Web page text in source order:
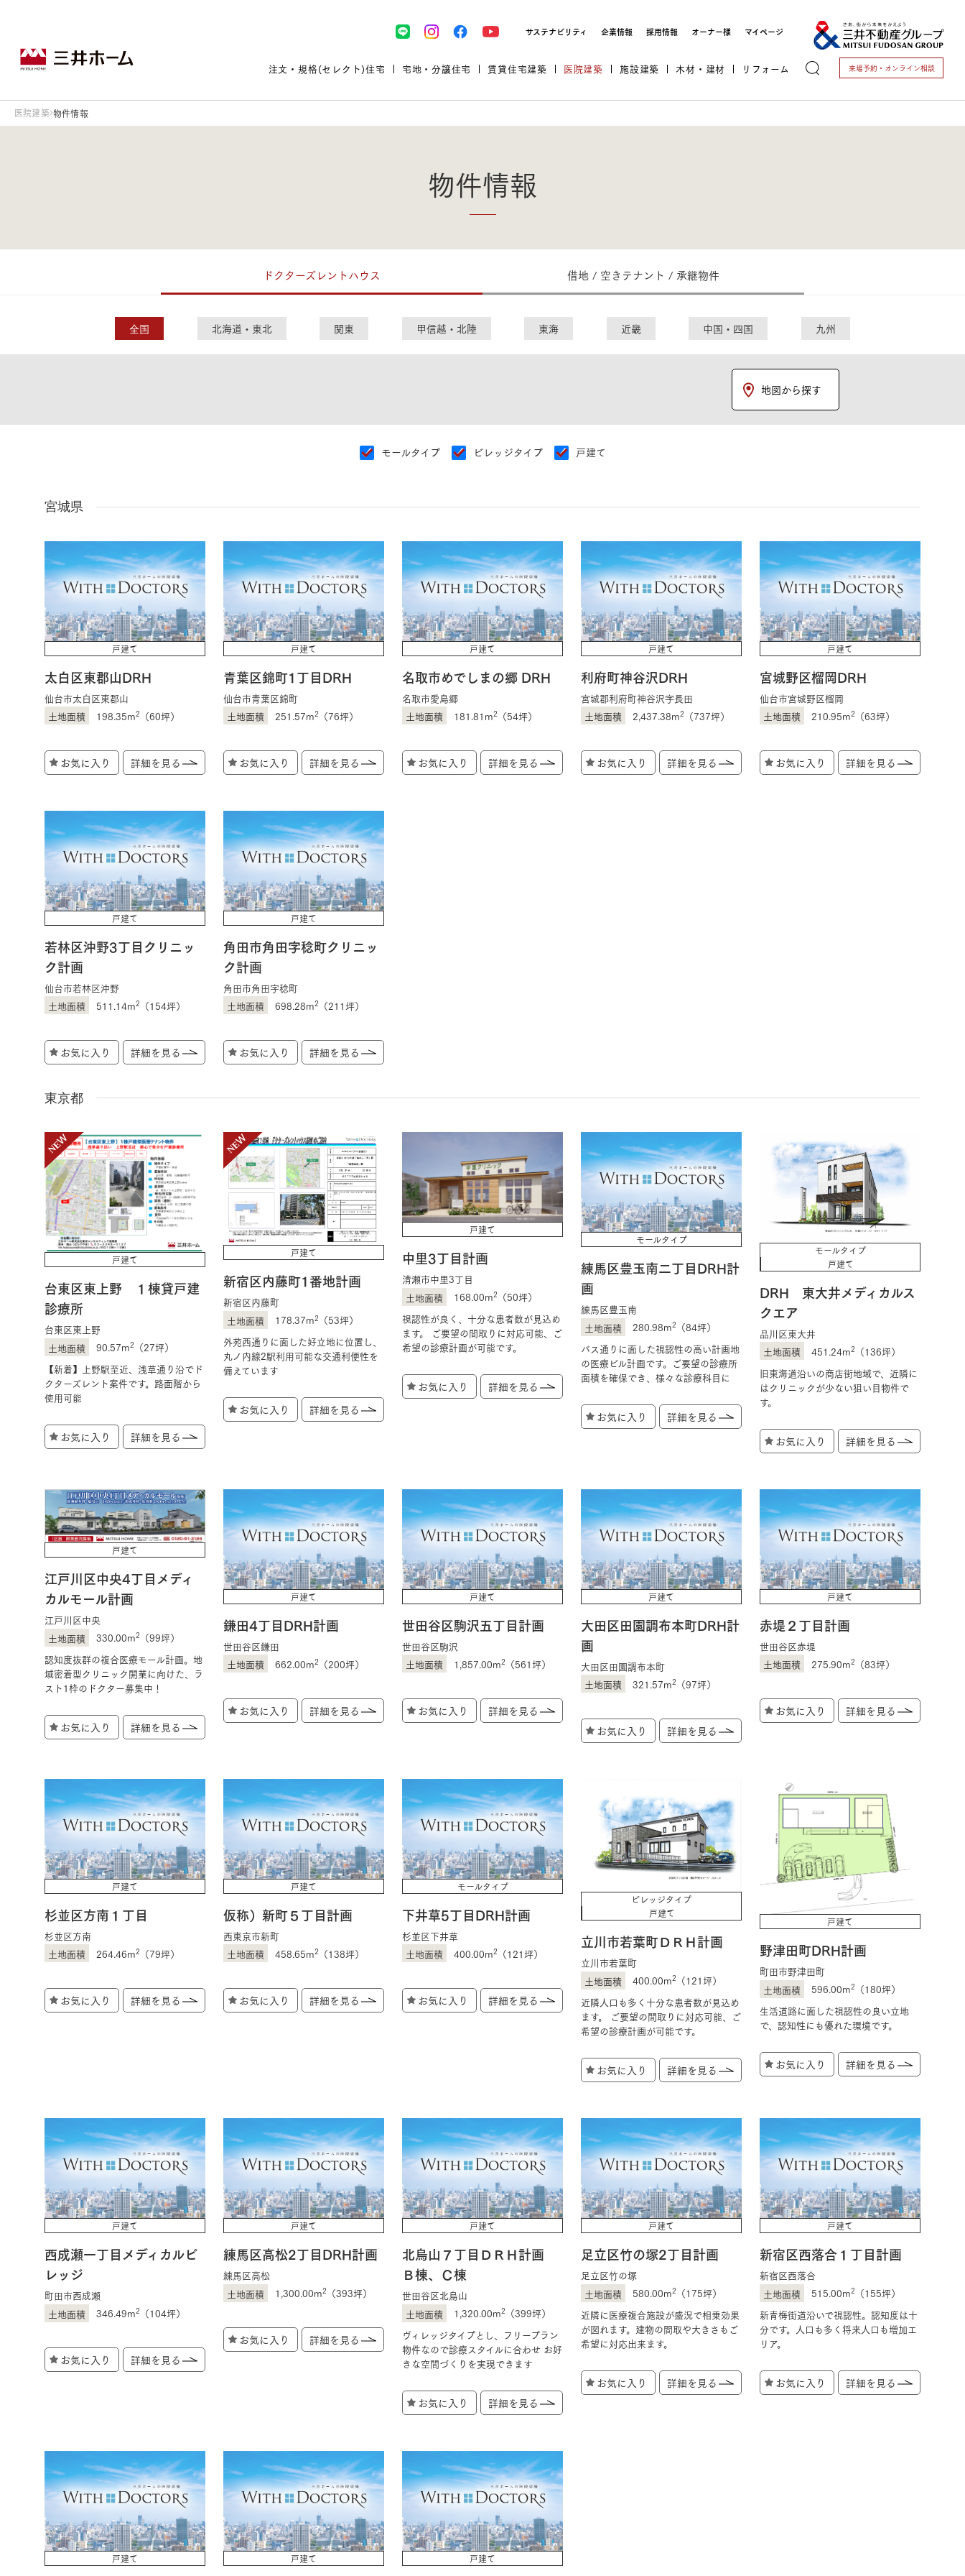
サステナビリティ 企業情報 採用情報 オーナー様 マイページ
注文・規格(セレクト)住宅
注文住宅｜三井ホームオーダー
プロが厳選した住まいをセレクトする
規格住宅｜三井ホームセレクト
建築実例 デザイン 全館空調 MOCX WALL工法のテク
ノロジー
お住まいづくりガイド ㎥設計 三井ホームワールド 長期保証
共働き家族 子育て家族 多世帯家族
3・4階建て 平屋 賃貸併用住宅 店舗併用住宅
モデルハウス紹介 カタログ請求
宅地・分譲住宅
建売/戸建分譲
土地・建物探しをコンサルティン
グ
ランドパートナー一覧
賃貸住宅建築
木造賃貸住宅MOCXSTYLE
イベント＆セミナー 企業向け不動産活用（CRE）
医院建築
ドクターズ宝箱
ドクタープランニュース
セミナー・相談会情報
セミナー・内覧会レポート
開業のための物件情報
診療圏調査依頼
これから開業される方
開業されている方
施設建築
選ばれる理由
文教・保育施設実例
商業施設実例
木材・建材
事業内容
取扱商品
資料請求 お問い合わせ
リフォーム
万全のサポート
来場予約・ オンライン相談
医院建築 物件情報
物件情報
ドクターズレントハウス 借地 / 空きテナント / 承継物件
全国 北海道・東北 関東 甲信越・北陸 東海 近畿 中国・四国 九州
地図から探す
モールタイプ ビレッジタイプ 戸建て
宮城県
戸建て
太白区東郡山DRH
仙台市太白区東郡山
198.35m2 （60坪）
お気に入り 詳細を見る
戸建て
青葉区錦町1丁目DRH
仙台市青葉区錦町
251.57m2 （76坪）
お気に入り 詳細を見る
戸建て
名取市めでしまの郷 DRH
名取市愛島郷
181.81m2 （54坪）
お気に入り 詳細を見る
戸建て
利府町神谷沢DRH
宮城郡利府町神谷沢字長田
2,437.38m2 （737坪）
お気に入り 詳細を見る
戸建て
宮城野区榴岡DRH
仙台市宮城野区榴岡
210.95m2 （63坪）
お気に入り 詳細を見る
戸建て
若林区沖野3丁目クリニッ
ク計画
仙台市若林区沖野
511.14m2 （154坪）
お気に入り 詳細を見る
戸建て
角田市角田字稔町クリニッ
ク計画
角田市角田字稔町
698.28m2 （211坪）
お気に入り 詳細を見る
東京都
戸建て
台東区東上野 １棟貸戸建
診療所
台東区東上野
90.57m2 （27坪）
【新着】上野駅至近、浅草通り沿でド
クターズレント案件です。路面階から
使用可能
お気に入り 詳細を見る
戸建て
新宿区内藤町1番地計画
新宿区内藤町
178.37m2 （53坪）
外苑西通りに面した好立地に位置し、
丸ノ内線2駅利用可能な交通利便性を
備えています
お気に入り 詳細を見る
戸建て
中里3丁目計画
清瀬市中里3丁目
168.00m2 （50坪）
視認性が良く、十分な患者数が見込め
ます。 ご要望の間取りに対応可能、ご
希望の診療計画が可能です。
お気に入り 詳細を見る
モールタイプ
練馬区豊玉南二丁目DRH計
画
練馬区豊玉南
280.98m2 （84坪）
バス通りに面した視認性の高い計画地
の医療ビル計画です。ご要望の診療所
面積を確保でき、様々な診療科目に
お気に入り 詳細を見る
モールタイプ
戸建て
DRH 東大井メディカルス
クエア
品川区東大井
451.24m2 （136坪）
旧東海道沿いの商店街地域で、近隣に
はクリニックが少ない狙い目物件で
す。
お気に入り 詳細を見る
戸建て
江戸川区中央4丁目メディ
カルモール計画
江戸川区中央
330.00m2 （99坪）
認知度抜群の複合医療モール計画。地
域密着型クリニック開業に向けた、ラ
スト1枠のドクター募集中！
お気に入り 詳細を見る
戸建て
鎌田4丁目DRH計画
世田谷区鎌田
662.00m2 （200坪）
お気に入り 詳細を見る
戸建て
世田谷区駒沢五丁目計画
世田谷区駒沢
1,857.00m2 （561坪）
お気に入り 詳細を見る
戸建て
大田区田園調布本町DRH計
画
大田区田園調布本町
321.57m2 （97坪）
お気に入り 詳細を見る
戸建て
赤堤２丁目計画
世田谷区赤堤
275.90m2 （83坪）
お気に入り 詳細を見る
戸建て
杉並区方南１丁目
杉並区方南
264.46m2 （79坪）
お気に入り 詳細を見る
戸建て
仮称）新町５丁目計画
西東京市新町
458.65m2 （138坪）
お気に入り 詳細を見る
モールタイプ
下井草5丁目DRH計画
杉並区下井草
400.00m2 （121坪）
お気に入り 詳細を見る
ビレッジタイプ
戸建て
立川市若葉町ＤＲＨ計画
立川市若葉町
400.00m2 （121坪）
近隣人口も多く十分な患者数が見込め
ます。 ご要望の間取りに対応可能、ご
希望の診療計画が可能です。
お気に入り 詳細を見る
戸建て
野津田町DRH計画
町田市野津田町
596.00m2 （180坪）
生活道路に面した視認性の良い立地
で、認知性にも優れた環境です。
お気に入り 詳細を見る
戸建て
西成瀬一丁目メディカルビ
レッジ
町田市西成瀬
346.49m2 （104坪）
お気に入り 詳細を見る
戸建て
練馬区高松2丁目DRH計画
練馬区高松
1,300.00m2 （393坪）
お気に入り 詳細を見る
戸建て
北烏山７丁目ＤＲＨ計画
Ｂ棟、Ｃ棟
世田谷区北烏山
1,320.00m2 （399坪）
ヴィレッジタイプとし、フリープラン
物件なので診療スタイルに合わせ お好
きな空間づくりを実現できます
お気に入り 詳細を見る
戸建て
足立区竹の塚2丁目計画
足立区竹の塚
580.00m2 （175坪）
近隣に医療複合施設が盛況で相乗効果
が図れます。建物の間取や大きさもご
希望に対応出来ます。
お気に入り 詳細を見る
戸建て
新宿区西落合１丁目計画
新宿区西落合
515.00m2 （155坪）
新青梅街道沿いで視認性。認知度は十
分です。人口も多く将来人口も増加エ
リア。
お気に入り 詳細を見る
戸建て 戸建て 戸建て